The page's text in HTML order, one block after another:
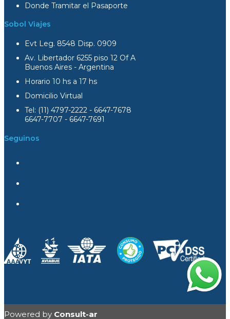
Donde Tramitar el Pasaporte
Sobol Viajes
Evt Leg. 8548 Disp. 0909
Av. Libertador 6255 piso 12 Of A
Buenos Aires - Argentina
Horario 10 hs a 17 hs
Domicilio Virtual
Tel: (11) 4797-2222 - 6647-7678
6647-7707 - 6647-7691
Seguinos
Powered by Consult-ar